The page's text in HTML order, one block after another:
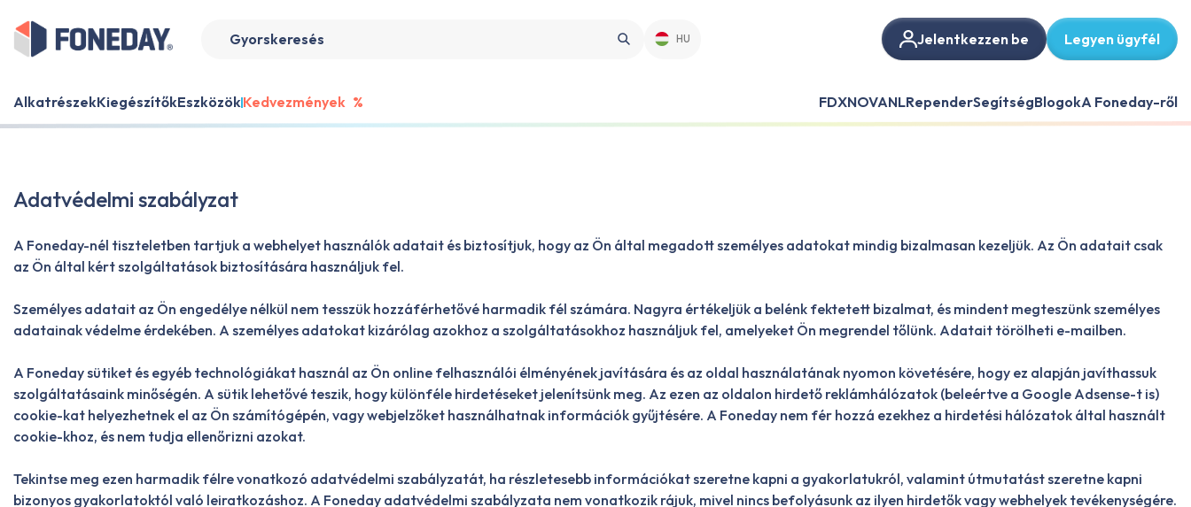
HU Jelentkezzen be Legyen ügyfél
AlkatrészekKiegészítőkEszközökKedvezmények % FDXNOVANLRependerSegítségBlogokA Foneday-ről
Adatvédelmi szabályzat
A Foneday-nél tiszteletben tartjuk a webhelyet használók adatait és biztosítjuk, hogy az Ön által megadott személyes adatokat mindig bizalmasan kezeljük. Az Ön adatait csak
az Ön által kért szolgáltatások biztosítására használjuk fel.
Személyes adatait az Ön engedélye nélkül nem tesszük hozzáférhetővé harmadik fél számára. Nagyra értékeljük a belénk fektetett bizalmat, és mindent megteszünk személyes
adatainak védelme érdekében. A személyes adatokat kizárólag azokhoz a szolgáltatásokhoz használjuk fel, amelyeket Ön megrendel tőlünk. Adatait törölheti e-mailben.
A Foneday sütiket és egyéb technológiákat használ az Ön online felhasználói élményének javítására és az oldal használatának nyomon követésére, hogy ez alapján javíthassuk
szolgáltatásaink minőségén. A sütik lehetővé teszik, hogy különféle hirdetéseket jelenítsünk meg. Az ezen az oldalon hirdető reklámhálózatok (beleértve a Google Adsense-t is)
cookie-kat helyezhetnek el az Ön számítógépén, vagy webjelzőket használhatnak információk gyűjtésére. A Foneday nem fér hozzá ezekhez a hirdetési hálózatok által használt
cookie-khoz, és nem tudja ellenőrizni azokat.
Tekintse meg ezen harmadik félre vonatkozó adatvédelmi szabályzatát, ha részletesebb információkat szeretne kapni a gyakorlatukról, valamint útmutatást szeretne kapni
bizonyos gyakorlatoktól való leiratkozáshoz. A Foneday adatvédelmi szabályzata nem vonatkozik rájuk, mivel nincs befolyásunk az ilyen hirdetők vagy webhelyek tevékenységére.